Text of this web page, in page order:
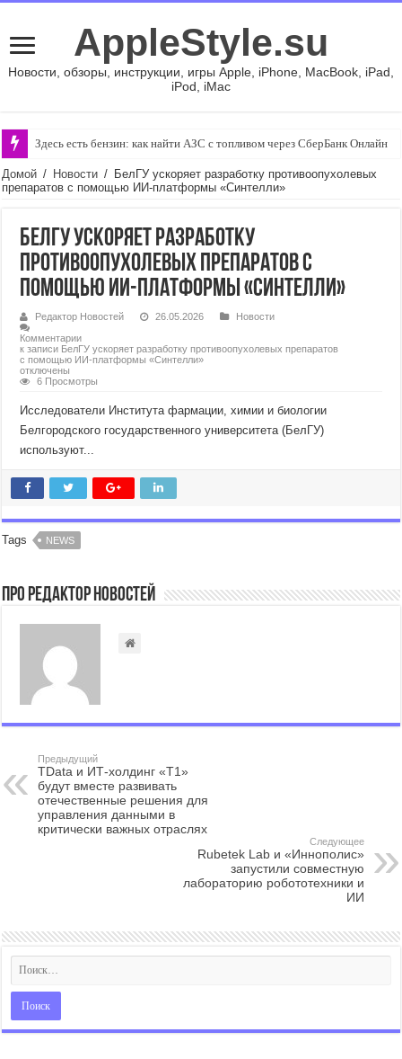
AppleStyle.su
Новости, обзоры, инструкции, игры Apple, iPhone, MacBook, iPad,
iPod, iMac
Здесь есть бензин: как найти АЗС с топливом через СберБанк Онлайн
Домой / Новости / БелГУ ускоряет разработку противоопухолевых
препаратов с помощью ИИ-платформы «Синтелли»
БелГУ ускоряет разработку
противоопухолевых препаратов с
помощью ИИ-платформы «Синтелли»
Редактор Новостей 26.05.2026
Новости
Комментарии
к записи БелГУ ускоряет разработку противоопухолевых препаратов
с помощью ИИ-платформы «Синтелли»
отключены
6 Просмотры
Исследователи Института фармации, химии и биологии
Белгородского государственного университета (БелГУ)
используют...
Tags NEWS
Про Редактор Новостей
Предыдущий
TData и ИТ-холдинг «T1»
будут вместе развивать
отечественные решения для
управления данными в
критически важных отраслях
Следующее
Rubetek Lab и «Иннополис»
запустили совместную
лабораторию робототехники и
ИИ